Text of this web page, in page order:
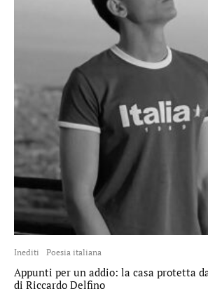
Inediti Poesia italiana
Appunti per un addio: la casa protetta
di Riccardo Delfino